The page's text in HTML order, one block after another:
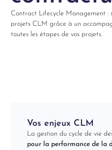
Contract Lifecycle Management :
projets CLM grâce à un
toutes les étapes de vos projets.
Vos enjeux CLM
La gestion du cycle de vie
pour la performance de la